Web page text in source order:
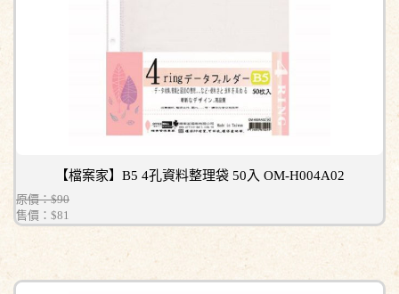
【檔案家】B5 4孔資料整理袋 50入 OM-H004A02
原價：$90
售價： $81